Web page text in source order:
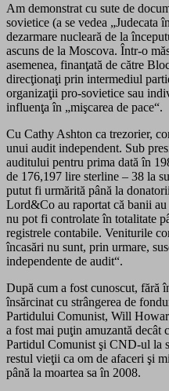
Am demonstrat cu sute de
sovietice (a se vedea „Judecata
dezarmare nucleară de la
ascuns de la Moscova. Într-o
asemenea, finanţată de către
direcţionaţi prin intermediul
organizaţii pro-sovietice sau
influenţa în „mişcarea de pace“.
Cu Cathy Ashton ca trezorier,
unui audit independent. Sub
auditului pentru prima dată în
de 176,197 lire sterline – 38 la
putut fi urmărită până la
Lord&Co au raportat că banii
nu pot fi controlate în totalitate
registrele contabile. Veniturile
încasări nu sunt, prin urmare,
independente de audit“.
După cum a fost cunoscut, fără
însărcinat cu strângerea de
Partidului Comunist, Will
a fost mai puţin amuzantă decât
Partidul Comunist şi CND-ul la
restul vieţii ca om de afaceri şi
până la moartea sa în 2008.